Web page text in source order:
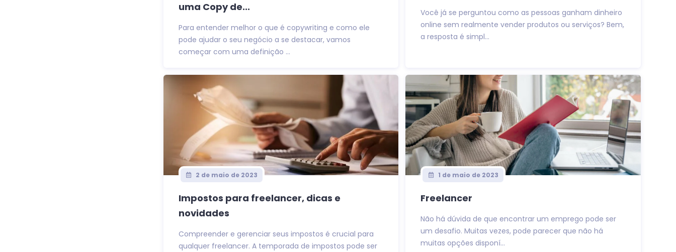
uma Copy de...
Para entender melhor o que é copywriting e como ele
pode ajudar o seu negócio a se destacar, vamos
começar com uma definição ...
Você já se perguntou como as pessoas ganham dinheiro
online sem realmente vender produtos ou serviços? Bem,
a resposta é simpl...
2 de maio de 2023
Impostos para freelancer, dicas e
novidades
Compreender e gerenciar seus impostos é crucial para
qualquer freelancer. A temporada de impostos pode ser
1 de maio de 2023
Freelancer
Não há dúvida de que encontrar um emprego pode ser
um desafio. Muitas vezes, pode parecer que não há
muitas opções disponí...